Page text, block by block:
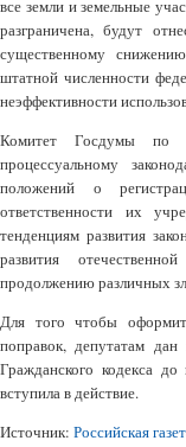
все земли и земельные
разграничена, будут
существенному
штатной численности
неэффективности
Комитет Госдумы по
процессуальному
положений о
ответственности их
тенденциям развития
развития
продолжению различных
Для того чтобы
поправок, депутатам
Гражданского кодекса
вступила в действие.
Источник: Российская